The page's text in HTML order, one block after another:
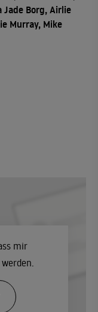
Borg, Airlie
Murray, Mike
mir